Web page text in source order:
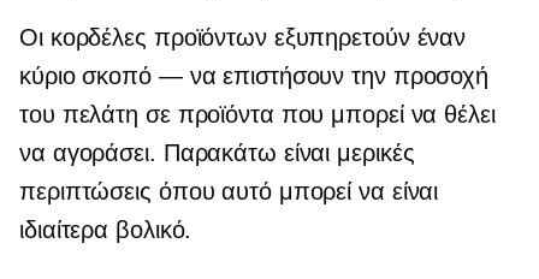
Οι κορδέλες προϊόντων εξυπηρετούν έναν
κύριο σκοπό — να επιστήσουν την προσοχή
του πελάτη σε προϊόντα που μπορεί να θέλει
να αγοράσει. Παρακάτω είναι μερικές
περιπτώσεις όπου αυτό μπορεί να είναι
ιδιαίτερα βολικό.